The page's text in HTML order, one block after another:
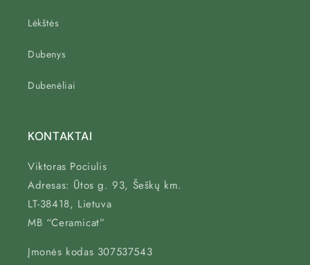
Lėkštės
Dubenys
Dubenėliai
KONTAKTAI
Viktoras Pociulis
Adresas: Ūtos g. 93, Šeškų km.
LT-38418, Lietuva
MB “Ceramicat”
Įmonės kodas 307537543